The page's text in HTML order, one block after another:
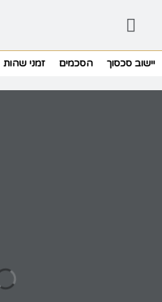
יישוב סכסוך הסכמים זמני שהות